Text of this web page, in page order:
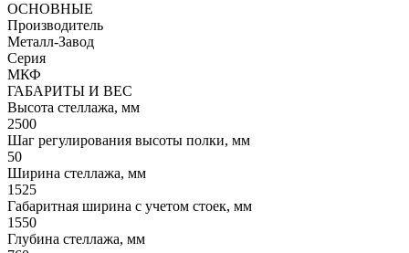
ОСНОВНЫЕ
Производитель
Металл-Завод
Серия
МКФ
ГАБАРИТЫ И ВЕС
Высота стеллажа, мм
2500
Шаг регулирования высоты полки, мм
50
Ширина стеллажа, мм
1525
Габаритная ширина с учетом стоек, мм
1550
Глубина стеллажа, мм